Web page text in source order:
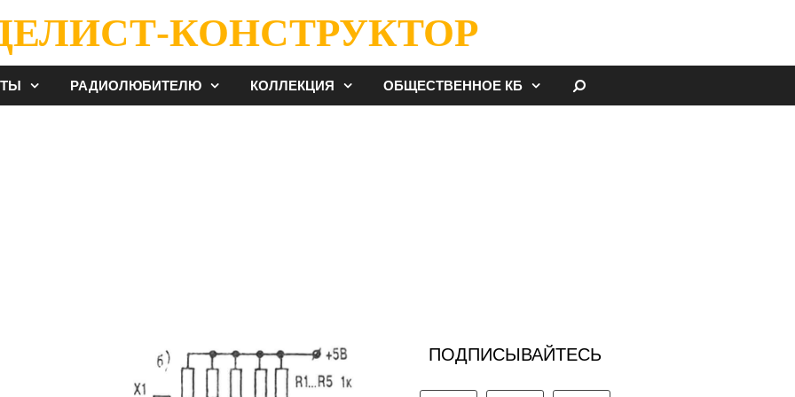
КОНСТРУКТОР
РАДИОЛЮБИТЕЛЮ КОЛЛЕКЦИЯ ОБЩЕСТВЕННОЕ КБ
ПОДПИСЫВАЙТЕСЬ